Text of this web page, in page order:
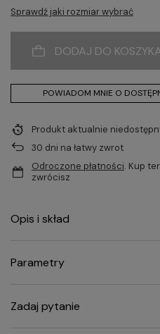
188/52 188/54 188/56
Sprawdź jaki rozmiar wybrać
DODAJ DO
POWIADOM MNIE O
Produkt aktualnie
30 dni na łatwy zwrot
Odroczone płatności. Kup
zwrócisz
Opis i skład
Parametry
Zadaj pytanie